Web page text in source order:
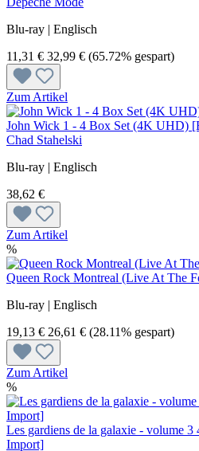
Blu-ray | Englisch
11,31 € 32,99 € (65.72% gespart)
Zum Artikel
John Wick 1 - 4 Box Set (4K UHD)
Chad Stahelski
Blu-ray | Englisch
38,62 €
Zum Artikel
%
Queen Rock Montreal (Live At The
Blu-ray | Englisch
19,13 € 26,61 € (28.11% gespart)
Zum Artikel
%
Les gardiens de la galaxie - volume
Import]